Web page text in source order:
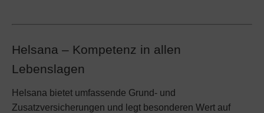
Helsana – Kompetenz in allen
Lebenslagen
Helsana bietet umfassende Grund- und
Zusatzversicherungen und legt besonderen Wert auf